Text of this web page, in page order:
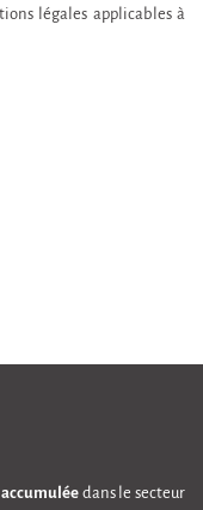
légales applicables à
dans le secteur